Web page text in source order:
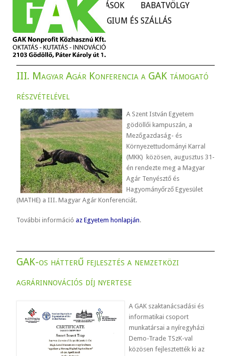
HÍREK SZOLGÁLTATÁSOK
BABATVÖLGY
TANÜZEMEK
KOLLÉGIUM ÉS SZÁLLÁS
III. Magyar Agár Konferencia a GAK támogató
részvételével
A Szent István Egyetem
gödöllői kampuszán, a
Mezőgazdaság- és
Környezettudományi Karral
(MKK) közösen, augusztus 31-
én rendezte meg a Magyar
Agár Tenyésztő és
Hagyományőrző Egyesület
(MATHE) a III. Magyar Agár Konferenciát.
További információ az Egyetem honlapján.
GAK-os hátterű fejlesztés a nemzetközi
agrárinnovációs díj nyertese
A GAK szaktanácsadási és
informatikai csoport
munkatársai a nyíregyházi
Demo-Trade TSzK-val
közösen fejlesztették ki az